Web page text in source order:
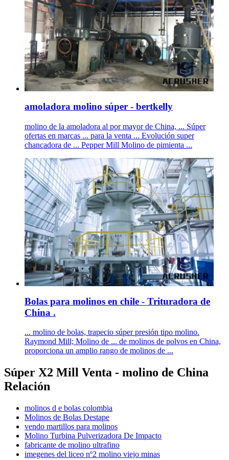
amoladora molino súper - bertkelly
molino de la amoladora al por mayor de China, ... Súper
ofertas en marcas ... para la venta ... Evolución super
chancadora de ... Pepper Mill Molino de pimienta ...
Bolas para molinos en chile - Trituradora de
China .
... molino de bolas, trapecio súper presión tipo molino.
Raymond Mill; Molino de ... de molinos de polvos en China,
proporciona un amplio rango de molinos de ...
Súper X2 Mill Venta - molino de China
Relación
molinos d e bolas colombia
Molinos de Bolas Destape
vendo martillos para molinos
Molino Turbina Pulverizadora De Impacto
fabricante de molino ultrafino
imegenes del liceo nº2 molino viejo minas